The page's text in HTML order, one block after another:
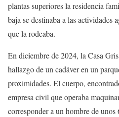
plantas superiores la residencia
baja se destinaba a las actividades
que la rodeaba.
En diciembre de 2024, la Casa
hallazgo de un cadáver en un
proximidades. El cuerpo,
empresa civil que operaba
corresponder a un hombre de